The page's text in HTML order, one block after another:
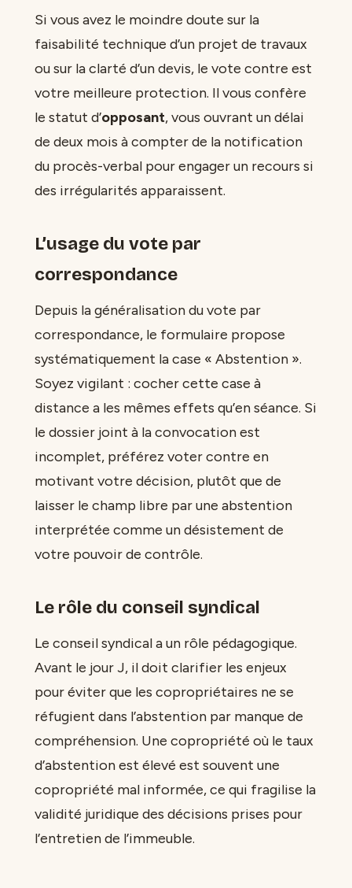
Si vous avez le moindre doute sur la
faisabilité technique d’un projet de travaux
ou sur la clarté d’un devis, le vote contre est
votre meilleure protection. Il vous confère
le statut d’opposant, vous ouvrant un délai
de deux mois à compter de la notification
du procès-verbal pour engager un recours si
des irrégularités apparaissent.
L’usage du vote par
correspondance
Depuis la généralisation du vote par
correspondance, le formulaire propose
systématiquement la case « Abstention ».
Soyez vigilant : cocher cette case à
distance a les mêmes effets qu’en séance. Si
le dossier joint à la convocation est
incomplet, préférez voter contre en
motivant votre décision, plutôt que de
laisser le champ libre par une abstention
interprétée comme un désistement de
votre pouvoir de contrôle.
Le rôle du conseil syndical
Le conseil syndical a un rôle pédagogique.
Avant le jour J, il doit clarifier les enjeux
pour éviter que les copropriétaires ne se
réfugient dans l’abstention par manque de
compréhension. Une copropriété où le taux
d’abstention est élevé est souvent une
copropriété mal informée, ce qui fragilise la
validité juridique des décisions prises pour
l’entretien de l’immeuble.